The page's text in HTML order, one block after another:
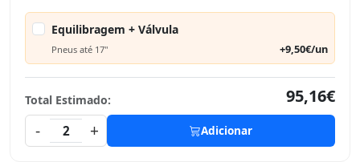
Equilibragem + Válvula
Pneus até 17" +9,50€/un
Total Estimado:
95,16€
-
2 + Adicionar